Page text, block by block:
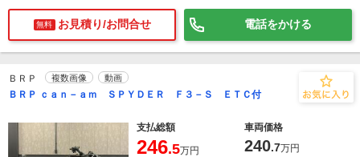
無料 お見積り/お問合せ 電話をかける
ＢＲＰ 複数画像 動画
ＢＲＰ ｃａｎ－ａｍ ＳＰＹＤＥＲ Ｆ３－Ｓ ＥＴＣ付
支払総額 車両価格
246.5万円 240.7万円